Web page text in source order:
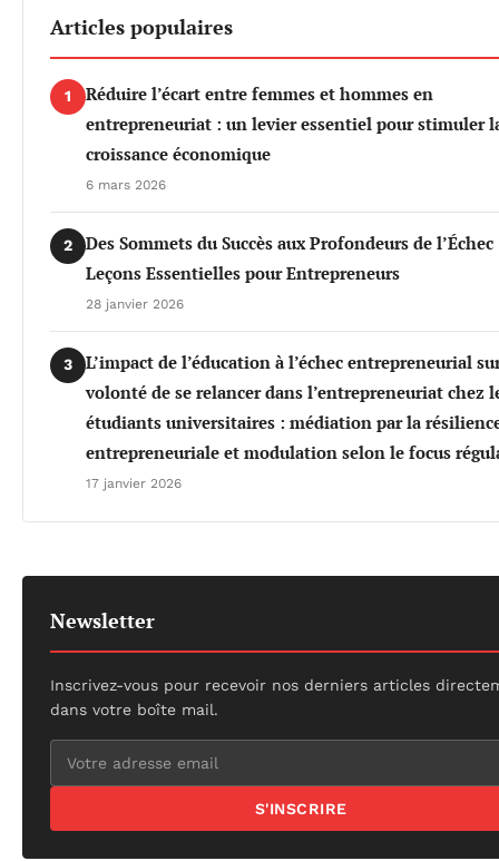
Articles populaires
1
Réduire l’écart entre femmes et hommes en
entrepreneuriat : un levier essentiel pour stimuler
croissance économique
6 mars 2026
2
Des Sommets du Succès aux Profondeurs de l’Échec
Leçons Essentielles pour Entrepreneurs
28 janvier 2026
3
L’impact de l’éducation à l’échec entrepreneurial
volonté de se relancer dans l’entrepreneuriat chez
étudiants universitaires : médiation par la
entrepreneuriale et modulation selon le focus
17 janvier 2026
Newsletter
Inscrivez-vous pour recevoir nos derniers articles
dans votre boîte mail.
S'INSCRIRE